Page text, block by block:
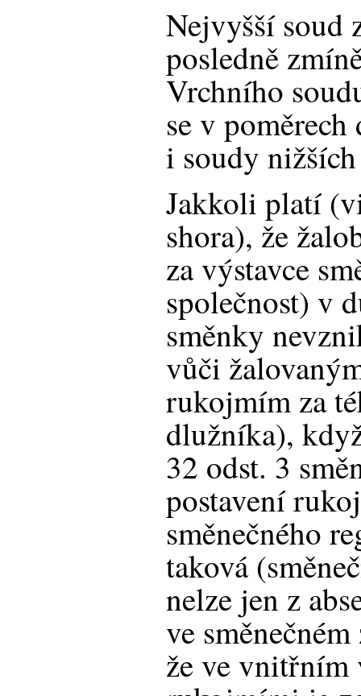
Nejvyšší soud
posledně
Vrchního
se v
i soudy
Jakkoli platí
shora), že
za výstavce
společnost) v
směnky
vůči
rukojmím za
dlužníka),
32 odst. 3
postavení
směnečného
taková
nelze jen z
ve
že ve vnitřním